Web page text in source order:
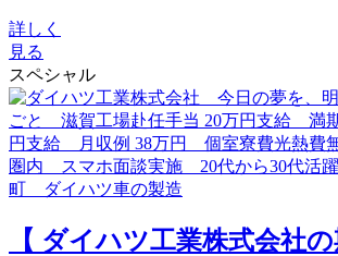
詳しく
見る
スペシャル
【 ダイハツ工業株式会社